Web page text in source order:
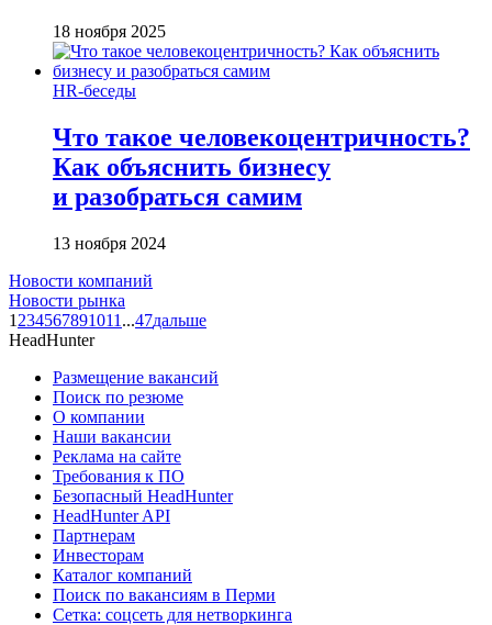
18 ноября 2025
HR-беседы
Что такое человеко­центричность?
Как объяснить бизнесу
и разобраться самим
13 ноября 2024
Новости компаний
Новости рынка
1 234567891011 ...47дальше
HeadHunter
Размещение вакансий
Поиск по резюме
О компании
Наши вакансии
Реклама на сайте
Требования к ПО
Безопасный HeadHunter
HeadHunter API
Партнерам
Инвесторам
Каталог компаний
Поиск по вакансиям в Перми
Сетка: соцсеть для нетворкинга